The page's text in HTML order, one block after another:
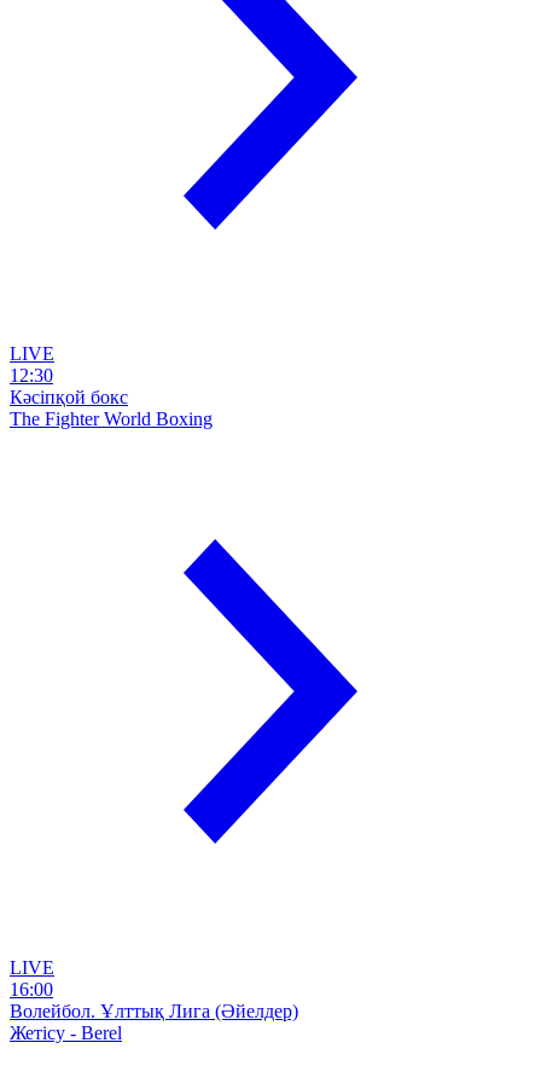
LIVE
12:30
Кәсіпқой бокс
The Fighter World Boxing
LIVE
16:00
Волейбол. Ұлттық Лига (Әйелдер)
Жетісу - Berel